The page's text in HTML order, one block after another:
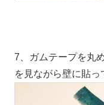
7、ガムテープを丸
を見ながら壁に貼っ